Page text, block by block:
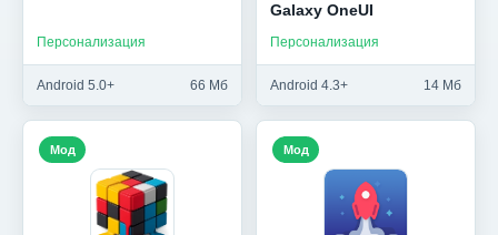
Персонализация
Android 5.0+ 66 Мб
Galaxy OneUI
Персонализация
Android 4.3+ 14 Мб
Мод Мод